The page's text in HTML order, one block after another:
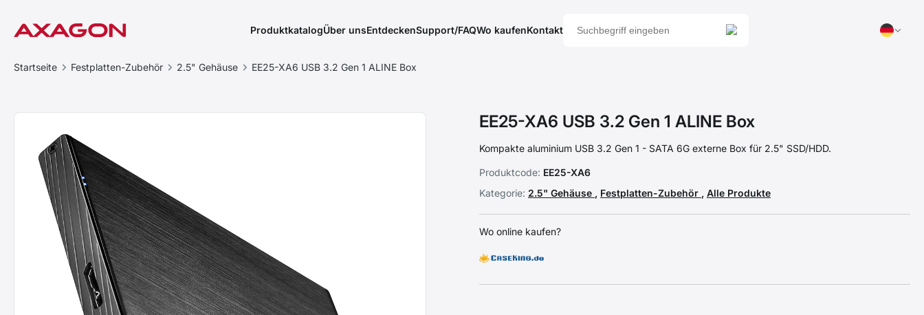
ProduktkatalogÜber unsEntdeckenSupport/FAQWo kaufenKontakt
Startseite Festplatten-Zubehör 2.5" Gehäuse EE25-XA6 USB 3.2 Gen 1 ALINE Box
EE25-XA6 USB 3.2 Gen 1 ALINE Box
Kompakte aluminium USB 3.2 Gen 1 - SATA 6G externe Box für 2.5" SSD/HDD.
Produktcode: EE25-XA6
Kategorie: 2.5" Gehäuse , Festplatten-Zubehör , Alle Produkte
Wo online kaufen?